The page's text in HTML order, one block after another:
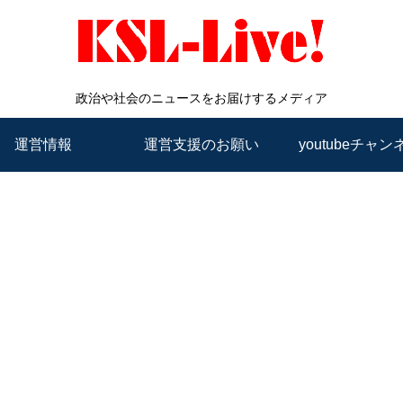
政治や社会のニュースをお届けするメディア
運営情報 運営支援のお願い youtubeチャン